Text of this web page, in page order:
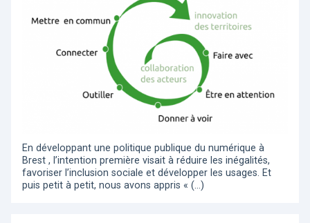
En développant une politique publique du numérique à
Brest , l’intention première visait à réduire les inégalités,
favoriser l’inclusion sociale et développer les usages. Et
puis petit à petit, nous avons appris « (…)